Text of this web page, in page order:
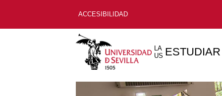
ACCESIBILIDAD
LA
US ESTUDIAR